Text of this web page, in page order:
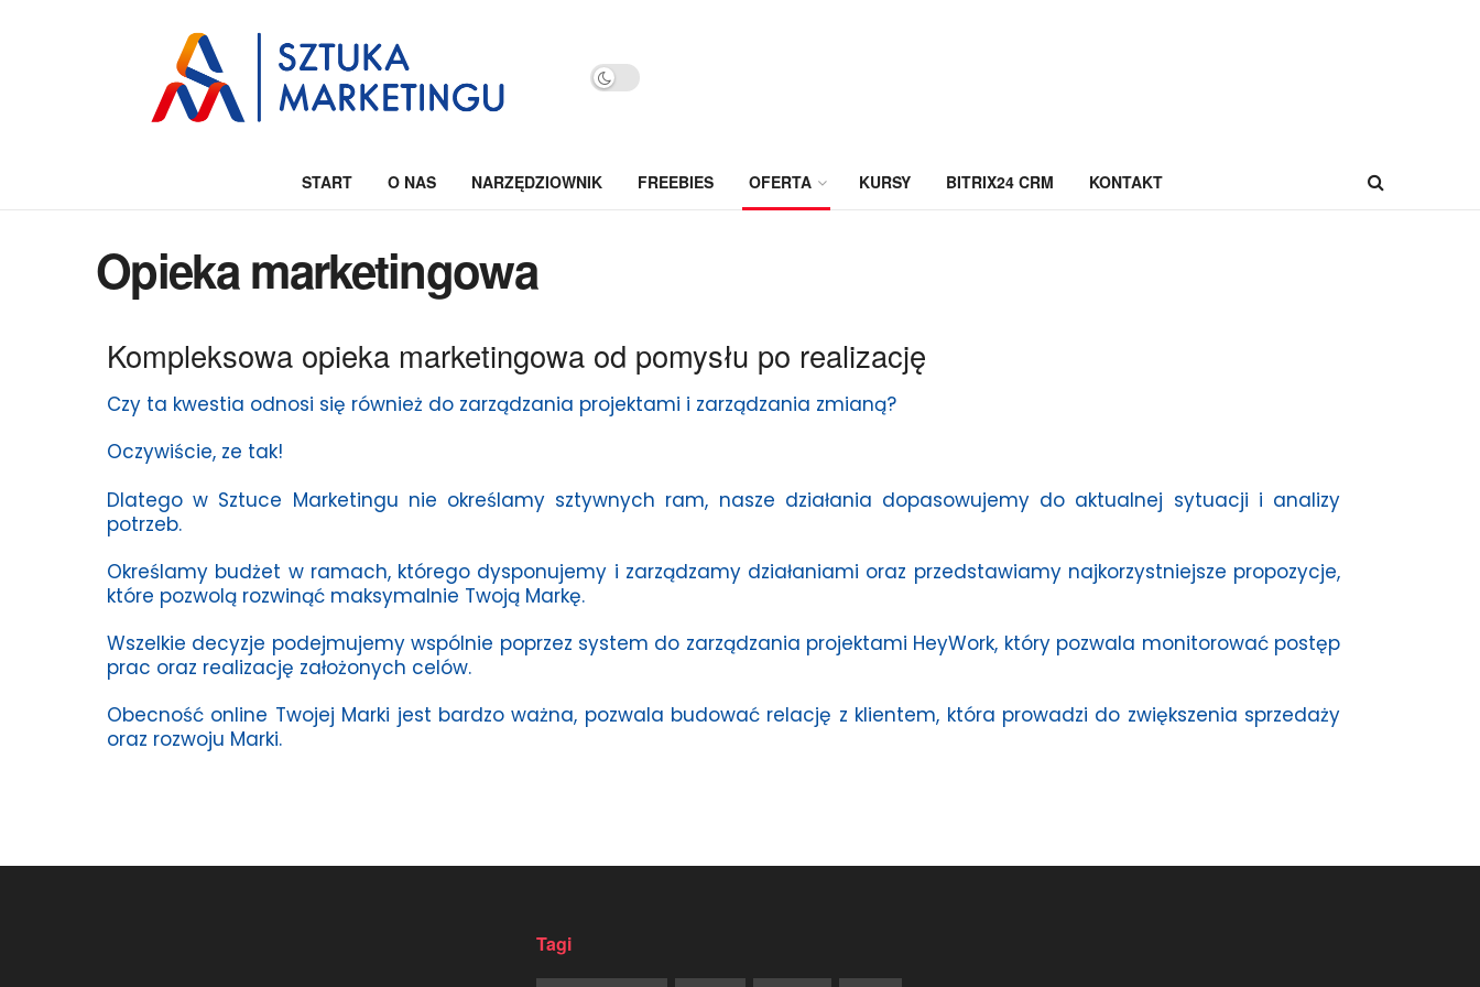
START O NAS NARZĘDZIOWNIK FREEBIES OFERTA KURSY BITRIX24 CRM KONTAKT
Opieka marketingowa
Kompleksowa opieka marketingowa od pomysłu po realizację
Czy ta kwestia odnosi się również do zarządzania projektami i zarządzania zmianą?
Oczywiście, ze tak!
Dlatego w Sztuce Marketingu nie określamy sztywnych ram, nasze działania dopasowujemy do aktualnej sytuacji i analizy
potrzeb.
Określamy budżet w ramach, którego dysponujemy i zarządzamy działaniami oraz przedstawiamy najkorzystniejsze propozycje,
które pozwolą rozwinąć maksymalnie Twoją Markę.
Wszelkie decyzje podejmujemy wspólnie poprzez system do zarządzania projektami HeyWork, który pozwala monitorować postęp
prac oraz realizację założonych celów.
Obecność online Twojej Marki jest bardzo ważna, pozwala budować relację z klientem, która prowadzi do zwiększenia sprzedaży
oraz rozwoju Marki.
Tagi